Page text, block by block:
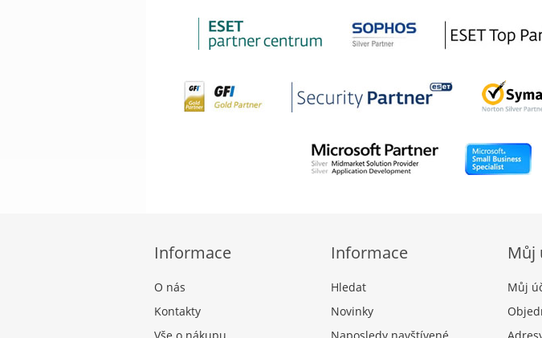
Informace
O nás
Kontakty
Informace
Hledat
Novinky
Můj
Můj